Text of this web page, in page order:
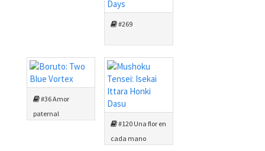
#269
#36 Amor
paternal
#120 Una flor en
cada mano